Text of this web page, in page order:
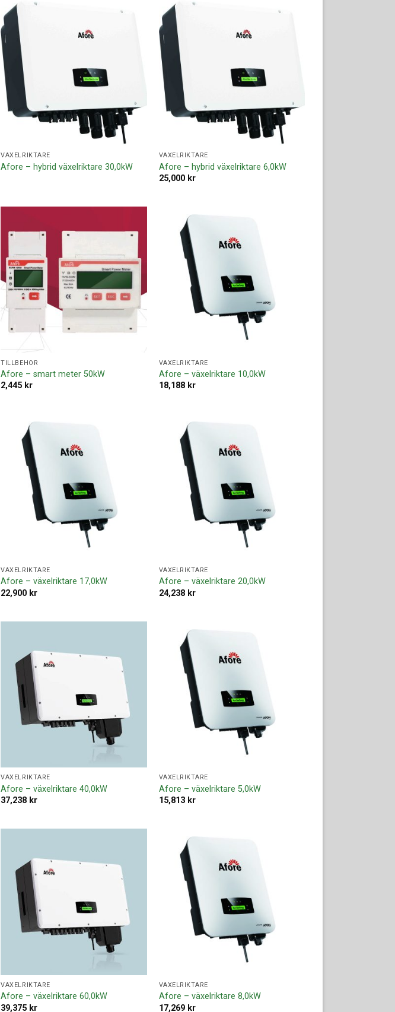
VÄXELRIKTARE
Afore – hybrid växelriktare 30,0kW
VÄXELRIKTARE
Afore – hybrid växelriktare 6,0kW
25,000 kr
Lägg till i
TILLBEHÖR
Afore – smart meter 50kW
2,445 kr
VÄXELRIKTARE
Afore – växelriktare 10,0kW
18,188 kr
VÄXELRIKTARE
Afore – växelriktare 17,0kW
22,900 kr
VÄXELRIKTARE
Afore – växelriktare 20,0kW
24,238 kr
Lägg till i
offertlista
VÄXELRIKTARE
Afore – växelriktare 40,0kW
37,238 kr
VÄXELRIKTARE
Afore – växelriktare 5,0kW
15,813 kr
offertlista
VÄXELRIKTARE
Afore – växelriktare 60,0kW
39,375 kr
VÄXELRIKTARE
Afore – växelriktare 8,0kW
17,269 kr